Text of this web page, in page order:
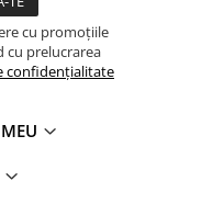
cu promoțiile
cu prelucrarea
confidențialitate